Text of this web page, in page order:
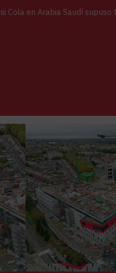
Cola en Arabia Saudí